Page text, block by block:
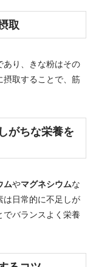
取
あり、きな粉はその
摂取することで、筋
がちな栄養を
ムやマグネシウムな
は日常的に不足しが
でバランスよく栄養